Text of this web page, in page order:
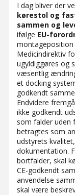
I dag bliver der
kørestol og
sammen og
ifølge EU-
montageposition
Medicindirektiv
ugyldiggøres og
væsentlig
et docking
godkendt
Endvidere
ikke godkendt
som falder uden
betragtes som
udstyrets
dokumentation.
bortfalder, skal
CE-godkendt
anvendelse
skal være